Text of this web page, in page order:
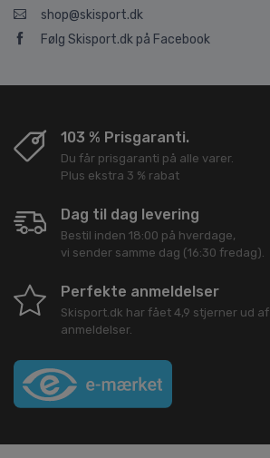
shop@skisport.dk
Følg Skisport.dk på Facebook
103 % Prisgaranti.
Du får prisgaranti på alle varer.
Plus ekstra 3 % rabat
Dag til dag levering
Bestil inden 18:00 på hverdage,
vi sender samme dag (16:30 fredag).
Perfekte anmeldelser
Skisport.dk har fået 4,9 stjerner ud af
anmeldelser.